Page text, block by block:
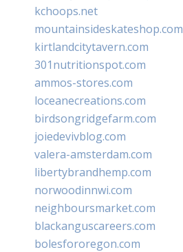
kchoops.net
mountainsideskateshop.com
kirtlandcitytavern.com
301nutritionspot.com
ammos-stores.com
loceanecreations.com
birdsongridgefarm.com
joiedevivblog.com
valera-amsterdam.com
libertybrandhemp.com
norwoodinnwi.com
neighboursmarket.com
blackanguscareers.com
bolesfororegon.com